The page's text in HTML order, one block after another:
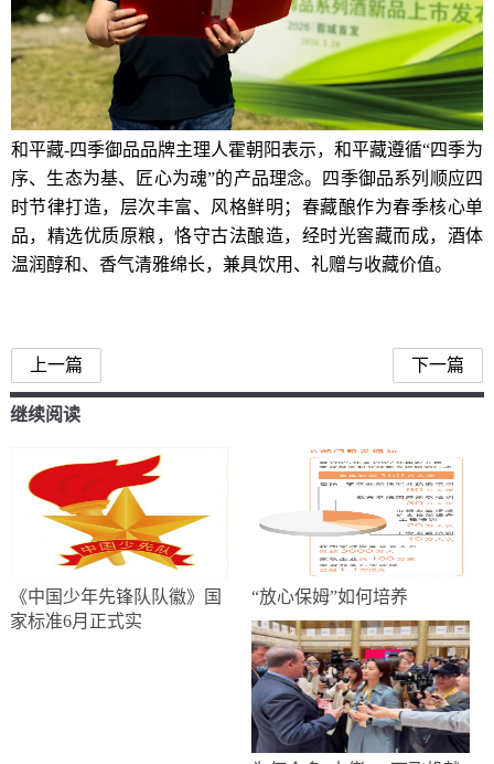
和平藏-四季御品品牌主理人霍朝阳表示，和平藏遵循“四季为
序、生态为基、匠心为魂”的产品理念。四季御品系列顺应四
时节律打造，层次丰富、风格鲜明；春藏酿作为春季核心单
品，精选优质原粮，恪守古法酿造，经时光窖藏而成，酒体
温润醇和、香气清雅绵长，兼具饮用、礼赠与收藏价值。
上一篇 下一篇
继续阅读
《中国少年先锋队队徽》国
家标准6月正式实
“放心保姆”如何培养